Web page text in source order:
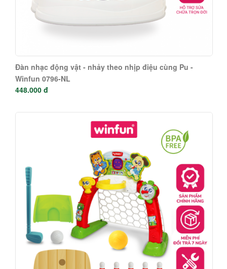
Đàn nhạc động vật - nhảy theo nhịp điệu cùng Pu -
Winfun 0796-NL
448.000 đ